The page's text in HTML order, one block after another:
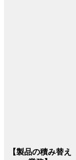
【製品の積み替え